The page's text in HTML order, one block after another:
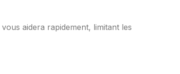
aidera rapidement, limitant les